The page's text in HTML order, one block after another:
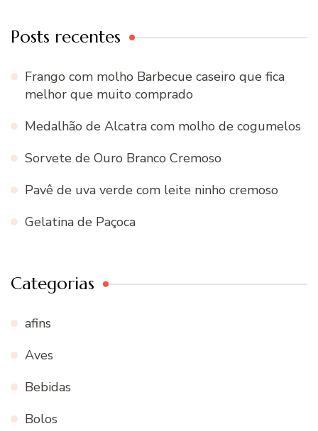
Posts recentes
Frango com molho Barbecue caseiro que fica
melhor que muito comprado
Medalhão de Alcatra com molho de cogumelos
Sorvete de Ouro Branco Cremoso
Pavê de uva verde com leite ninho cremoso
Gelatina de Paçoca
Categorias
afins
Aves
Bebidas
Bolos